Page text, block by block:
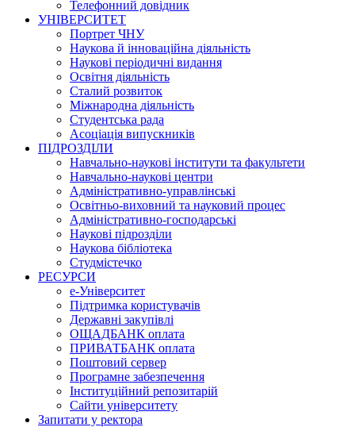
Телефонний довідник
УНІВЕРСИТЕТ
Портрет ЧНУ
Наукова й інноваційна діяльність
Наукові періодичні видання
Освітня діяльність
Сталий розвиток
Міжнародна діяльність
Студентська рада
Асоціація випускників
ПІДРОЗДІЛИ
Навчально-наукові інститути та факультети
Навчально-наукові центри
Адміністративно-управлінські
Освітньо-виховний та науковий процес
Адміністративно-господарські
Наукові підрозділи
Наукова бібліотека
Студмістечко
РЕСУРСИ
е-Університет
Підтримка користувачів
Державні закупівлі
ОЩАДБАНК оплата
ПРИВАТБАНК оплата
Поштовий сервер
Програмне забезпечення
Інституційний репозитарій
Сайти університету
Запитати у ректора